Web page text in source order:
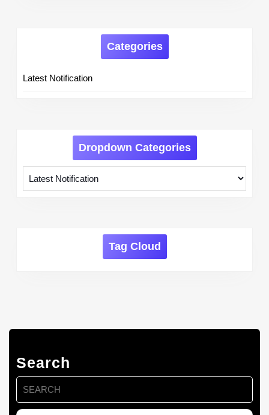
Categories
Latest Notification
Dropdown Categories
Tag Cloud
Search
Search
for: